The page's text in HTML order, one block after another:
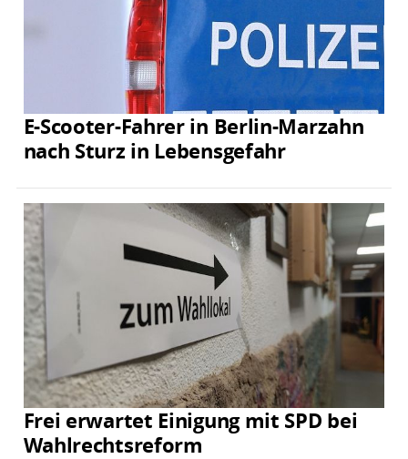
E-Scooter-Fahrer in Berlin-Marzahn
nach Sturz in Lebensgefahr
Frei erwartet Einigung mit SPD bei
Wahlrechtsreform